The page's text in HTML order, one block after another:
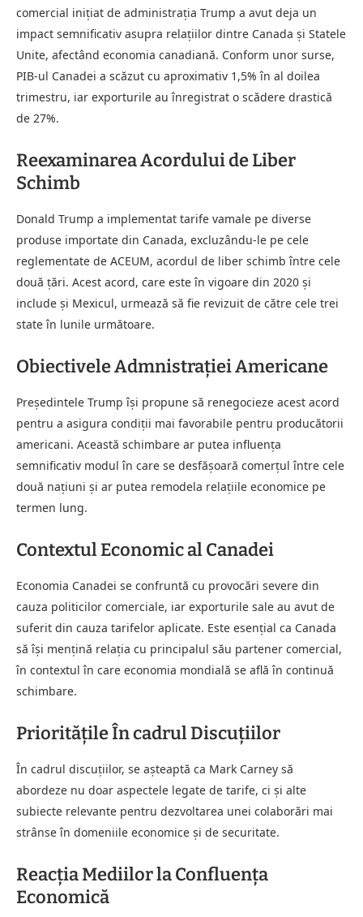
comercial inițiat de administrația Trump a avut deja un
impact semnificativ asupra relațiilor dintre Canada și Statele
Unite, afectând economia canadiană. Conform unor surse,
PIB-ul Canadei a scăzut cu aproximativ 1,5% în al doilea
trimestru, iar exporturile au înregistrat o scădere drastică
de 27%.
Reexaminarea Acordului de Liber
Schimb
Donald Trump a implementat tarife vamale pe diverse
produse importate din Canada, excluzându-le pe cele
reglementate de ACEUM, acordul de liber schimb între cele
două țări. Acest acord, care este în vigoare din 2020 și
include și Mexicul, urmează să fie revizuit de către cele trei
state în lunile următoare.
Obiectivele Admnistrației Americane
Președintele Trump își propune să renegocieze acest acord
pentru a asigura condiții mai favorabile pentru producătorii
americani. Această schimbare ar putea influența
semnificativ modul în care se desfășoară comerțul între cele
două națiuni și ar putea remodela relațiile economice pe
termen lung.
Contextul Economic al Canadei
Economia Canadei se confruntă cu provocări severe din
cauza politicilor comerciale, iar exporturile sale au avut de
suferit din cauza tarifelor aplicate. Este esențial ca Canada
să își mențină relația cu principalul său partener comercial,
în contextul în care economia mondială se află în continuă
schimbare.
Prioritățile În cadrul Discuțiilor
În cadrul discuțiilor, se așteaptă ca Mark Carney să
abordeze nu doar aspectele legate de tarife, ci și alte
subiecte relevante pentru dezvoltarea unei colaborări mai
strânse în domeniile economice și de securitate.
Reacția Mediilor la Confluența
Economică